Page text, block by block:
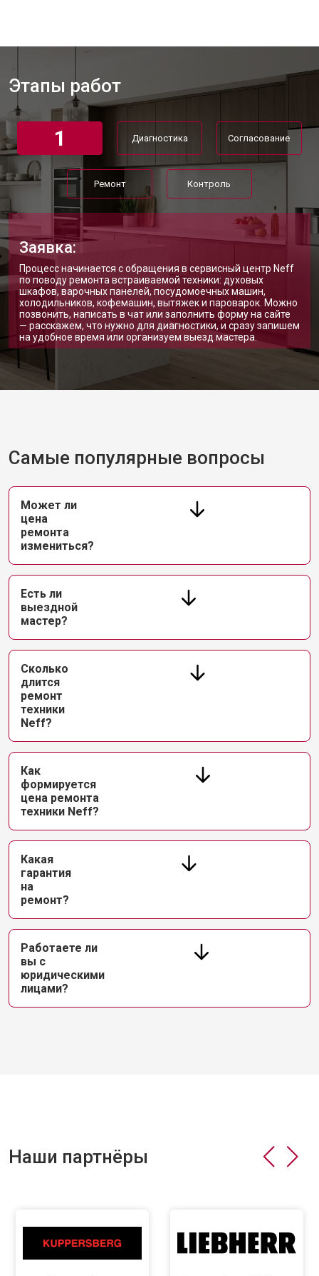
Этапы работ
1 Диагностика Согласование
Ремонт Контроль
Заявка:
Процесс начинается с обращения в сервисный центр Neff
по поводу ремонта встраиваемой техники: духовых
шкафов, варочных панелей, посудомоечных машин,
холодильников, кофемашин, вытяжек и пароварок. Можно
позвонить, написать в чат или заполнить форму на сайте
— расскажем, что нужно для диагностики, и сразу запишем
на удобное время или организуем выезд мастера.
Самые популярные вопросы
Может ли
цена
ремонта
измениться?
Есть ли
выездной
мастер?
Сколько
длится
ремонт
техники
Neff?
Как
формируется
цена ремонта
техники Neff?
Какая
гарантия
на
ремонт?
Работаете ли
вы с
юридическими
лицами?
Наши партнёры